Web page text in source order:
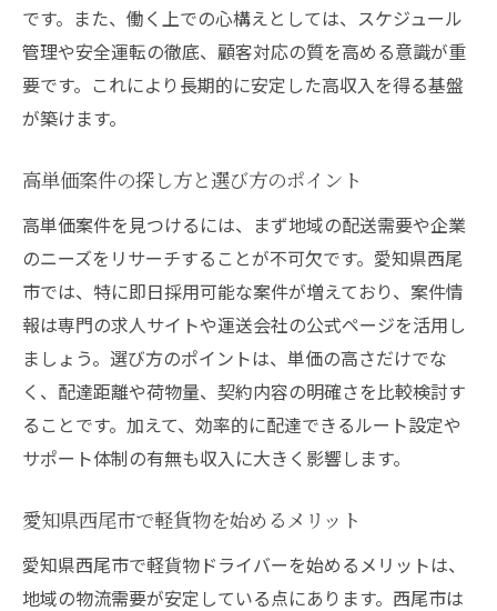
業務委託で得られる自由な働き方の魅力
高収入を実現できるサポート体制の有無
ドライバー未経験者が活躍できる環境とは
配達業務でスキルアップできるポイント
効率良く収入アップできる働き方の秘訣
軽貨物で効率的に稼ぐための配達ルート戦
略
高収入を目指す時間管理とスケジュール術
業務委託ドライバーの無駄を省く働き方
即日採用後に成果を出す工夫と実践例
高単価案件を効率良くこなすポイント
収入アップに直結する配達テクニック集
フリーランス向け軽貨物配達の現実と展望
軽貨物業界で広がる業務委託の可能性
です。また、働く上での心構えとしては、スケジュール
管理や安全運転の徹底、顧客対応の質を高める意識が重
要です。これにより長期的に安定した高収入を得る基盤
が築けます。
高単価案件の探し方と選び方のポイント
高単価案件を見つけるには、まず地域の配送需要や企業
のニーズをリサーチすることが不可欠です。愛知県西尾
市では、特に即日採用可能な案件が増えており、案件情
報は専門の求人サイトや運送会社の公式ページを活用し
ましょう。選び方のポイントは、単価の高さだけでな
く、配達距離や荷物量、契約内容の明確さを比較検討す
ることです。加えて、効率的に配達できるルート設定や
サポート体制の有無も収入に大きく影響します。
愛知県西尾市で軽貨物を始めるメリット
愛知県西尾市で軽貨物ドライバーを始めるメリットは、
地域の物流需要が安定している点にあります。西尾市は